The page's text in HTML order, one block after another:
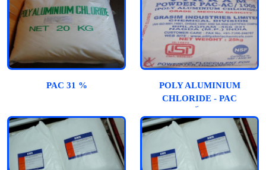
PAC 31 %
POLY ALUMINIUM
CHLORIDE - PAC